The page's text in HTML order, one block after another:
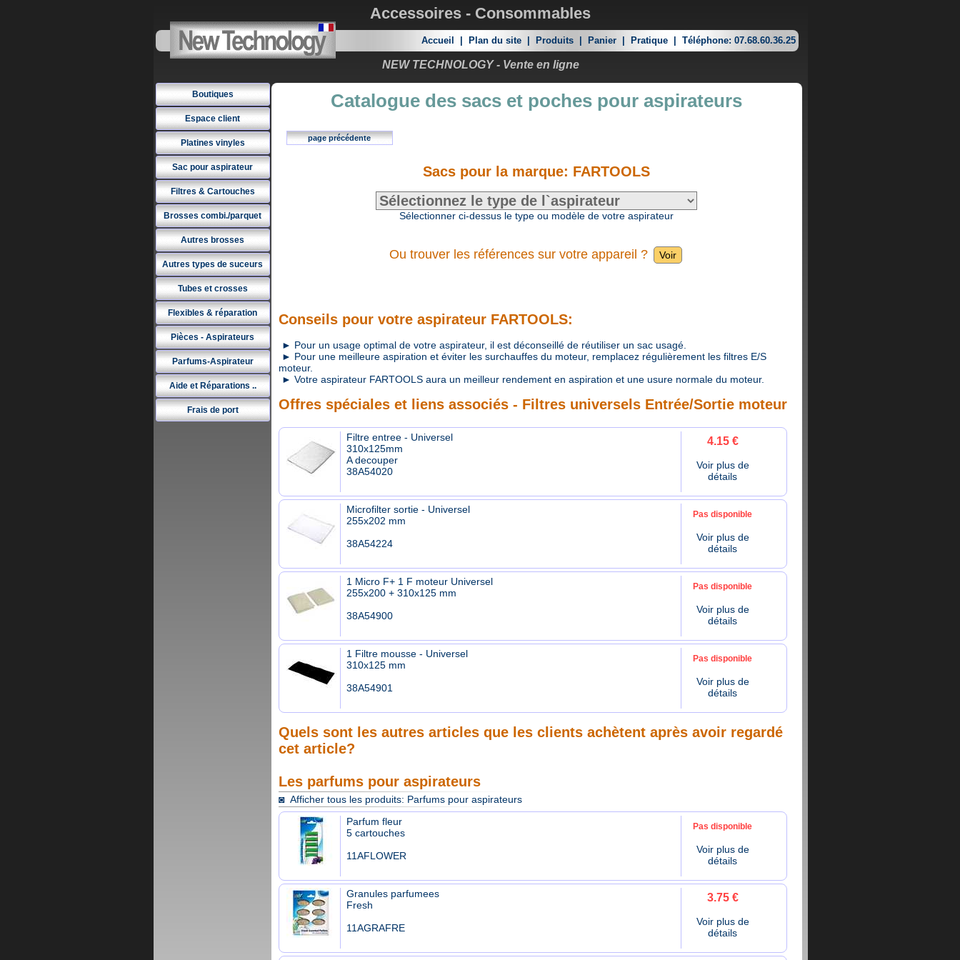
Accessoires - Consommables
Accueil Plan du site Produits Panier Pratique Téléphone: 07.68.60.36.25
NEW TECHNOLOGY - Vente en ligne
Boutiques
Espace client
Platines vinyles
Sac pour aspirateur
Filtres & Cartouches
Brosses combi./parquet
Autres brosses
Autres types de suceurs
Tubes et crosses
Flexibles & réparation
Pièces - Aspirateurs
Parfums-Aspirateur
Aide et Réparations ..
Frais de port
Catalogue des sacs et poches pour aspirateurs
page précédente
Sacs pour la marque: FARTOOLS
Sélectionner ci-dessus le type ou modèle de votre aspirateur
Ou trouver les références sur votre appareil ?
Conseils pour votre aspirateur FARTOOLS:
► Pour un usage optimal de votre aspirateur, il est déconseillé de réutiliser un sac usagé.
► Pour une meilleure aspiration et éviter les surchauffes du moteur, remplacez régulièrement les filtres E/S
moteur.
► Votre aspirateur FARTOOLS aura un meilleur rendement en aspiration et une usure normale du moteur.
Offres spéciales et liens associés - Filtres universels Entrée/Sortie moteur
Filtre entree - Universel
310x125mm
A decouper
38A54020
4.15 €
Voir plus de
détails
Microfilter sortie - Universel
255x202 mm
38A54224
Pas disponible
Voir plus de
détails
1 Micro F+ 1 F moteur Universel
255x200 + 310x125 mm
38A54900
Pas disponible
Voir plus de
détails
1 Filtre mousse - Universel
310x125 mm
38A54901
Pas disponible
Voir plus de
détails
Quels sont les autres articles que les clients achètent après avoir regardé
cet article?
Les parfums pour aspirateurs
◙ Afficher tous les produits: Parfums pour aspirateurs
Parfum fleur
5 cartouches
11AFLOWER
Pas disponible
Voir plus de
détails
Granules parfumees
Fresh
11AGRAFRE
3.75 €
Voir plus de
détails